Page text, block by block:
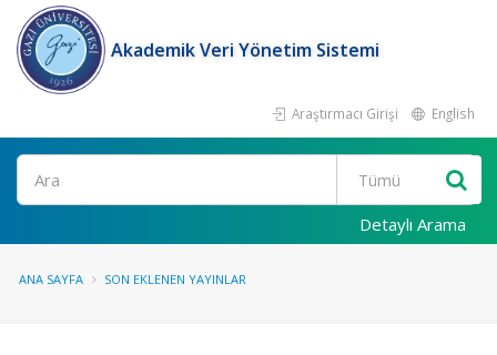
Akademik Veri Yönetim Sistemi
Araştırmacı Girişi English
Ara
Detaylı Arama
ANA SAYFA SON EKLENEN YAYINLAR